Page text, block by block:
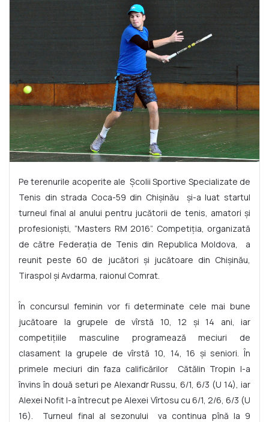
Pe terenurile acoperite ale Școlii Sportive Specializate de
Tenis din strada Coca-59 din Chișinău și-a luat startul
turneul final al anului pentru jucătorii de tenis, amatori și
profesioniști, ”Masters RM 2016”. Competiția, organizată
de către Federația de Tenis din Republica Moldova, a
reunit peste 60 de jucători și jucătoare din Chișinău,
Tiraspol și Avdarma, raionul Comrat.
În concursul feminin vor fi determinate cele mai bune
jucătoare la grupele de vîrstă 10, 12 și 14 ani, iar
competițiile masculine programează meciuri de
clasament la grupele de vîrstă 10, 14, 16 și seniori. În
primele meciuri din faza calificărilor Cătălin Tropin l-a
învins în două seturi pe Alexandr Russu, 6/1, 6/3 (U 14), iar
Alexei Nofit l-a întrecut pe Alexei Vîrtosu cu 6/1, 2/6, 6/3 (U
16). Turneul final al sezonului va continua pînă la 9